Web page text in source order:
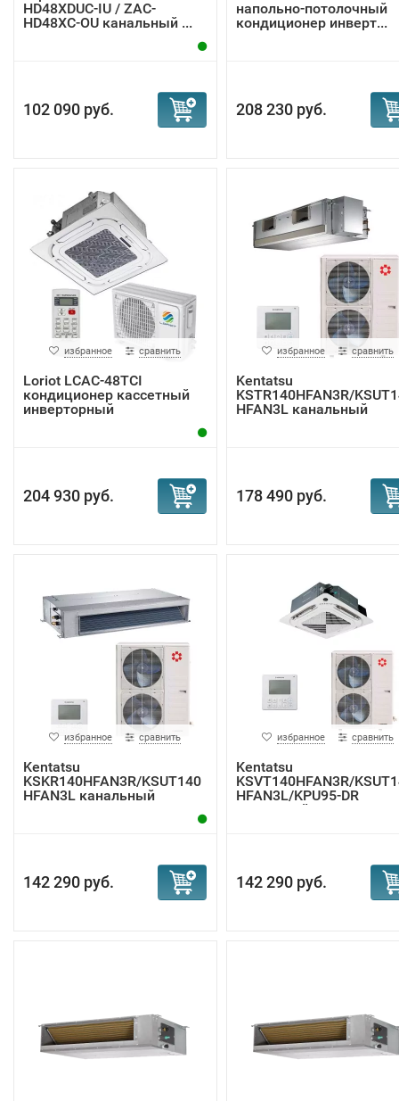
HD48XDUC-IU / ZAC-
HD48XC-OU канальный ...
102 090 руб.
напольно-потолочный
кондиционер инверт...
208 230 руб.
избранное сравнить
Loriot LCAC-48TCI
кондиционер кассетный
инверторный
204 930 руб.
избранное сравнить
Kentatsu
KSTR140HFAN3R/
HFAN3L канальный
178 490 руб.
избранное сравнить
Kentatsu
KSKR140HFAN3R/KSUT140
HFAN3L канальный
142 290 руб.
избранное сравнить
Kentatsu
KSVT140HFAN3R/
HFAN3L/KPU95-DR
кассетный к...
142 290 руб.